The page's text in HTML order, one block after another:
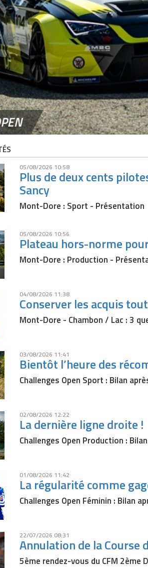
05/08/2026 10:58
Plus de deux cents
Sancy
Mont-Dore : Sport - Présentation
05/08/2026 10:56
Plateau hors-norme
Mont-Dore : Production -
04/08/2026 11:38
Conserver les acquis
Mont-Dore - Chambon / Lac : 3
03/08/2026 11:41
Bientôt l’heure des
Challenges Open Sport : Bilan
02/08/2026 12:22
La dernière ligne droite !
Challenges Open Production :
01/08/2026 11:42
La régularité comme
Challenges Open Féminin : Bilan
22/07/2026 08:31
Annulation de la Course
5ème rendez-vous du CFM 2ème